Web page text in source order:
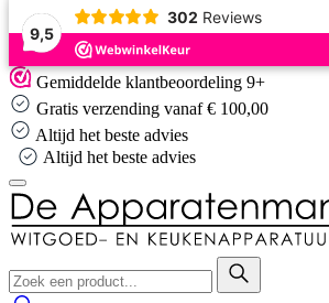
9,5
302 Reviews
Skip
to
content
Gemiddelde klantbeoordeling 9+
Gratis verzending vanaf € 100,00
Altijd het beste advies
Altijd het beste advies